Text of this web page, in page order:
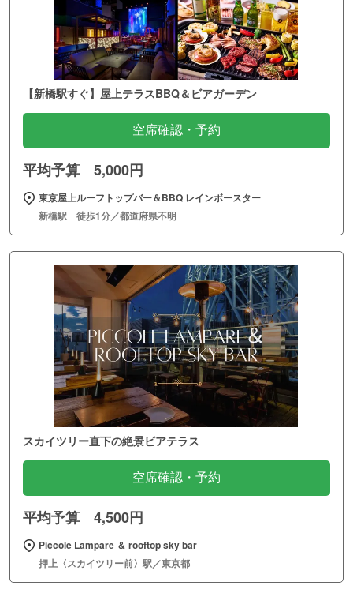
【新橋駅すぐ】屋上テラスBBQ＆ビアガーデン
空席確認・予約
平均予算 5,000円
東京屋上ルーフトップバー＆BBQ レインボースター
新橋駅 徒歩1分／都道府県不明
スカイツリー直下の絶景ビアテラス
空席確認・予約
平均予算 4,500円
Piccole Lampare ＆ rooftop sky bar
押上〈スカイツリー前〉駅／東京都